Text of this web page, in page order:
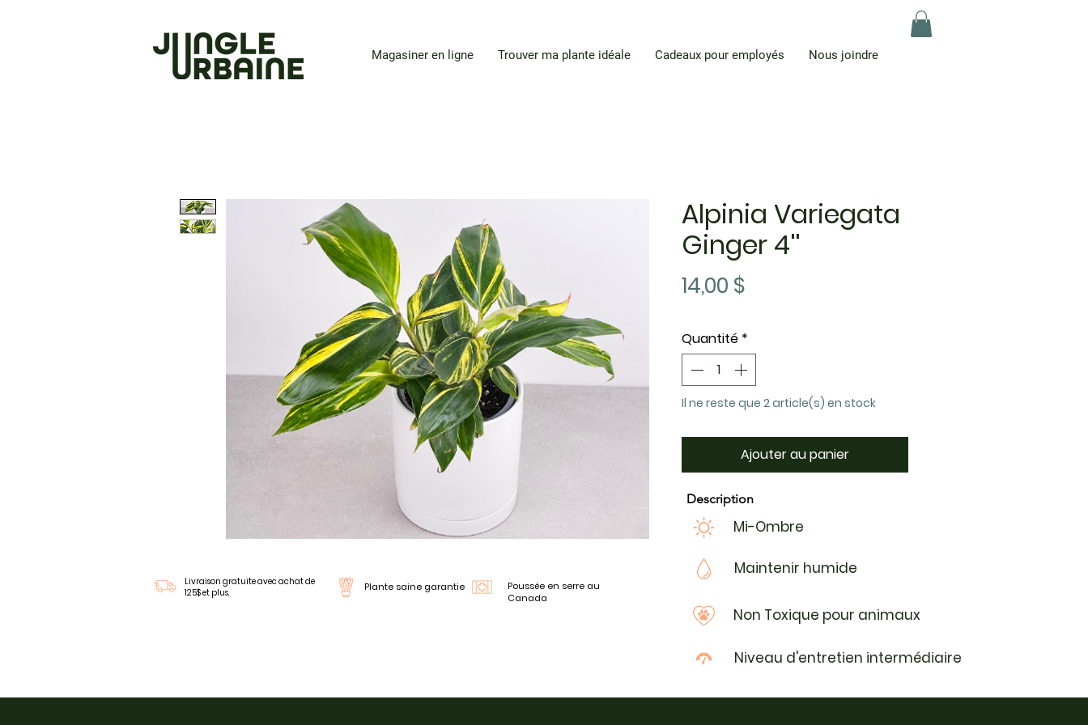
Magasiner en ligne Trouver ma plante idéale Cadeaux pour employés Nous joindre
Alpinia Variegata
Ginger 4''
14,00 $
Quantité *
Il ne reste que 2 article(s) en stock
Ajouter au panier
Description
Mi-Ombre
Maintenir humide
Non Toxique pour animaux
Niveau d'entretien intermédiaire
Livraison gratuite avec achat de
125$ et plus.
Plante saine garantie
Poussée en serre au
Canada